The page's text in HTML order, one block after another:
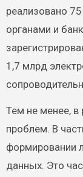
реализовано
органами и
1,7 млрд
Тем не менее, в
проблем. В
формировании
данных. Это